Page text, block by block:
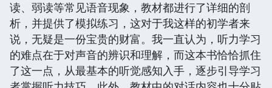
读、弱读等常见语音现象，教材都进行了详细的剖
析，并提供了模拟练习，这对于我这样的初学者来
说，无疑是一份宝贵的财富。我一直认为，听力学习
的难点在于对声音的辨识和理解，而这本书恰恰抓住
了这一点，从最基本的听觉感知入手，逐步引导学习